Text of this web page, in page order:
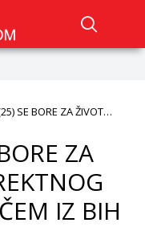
SE BORE ZA ŽIVOT
ZA
IZ BIH